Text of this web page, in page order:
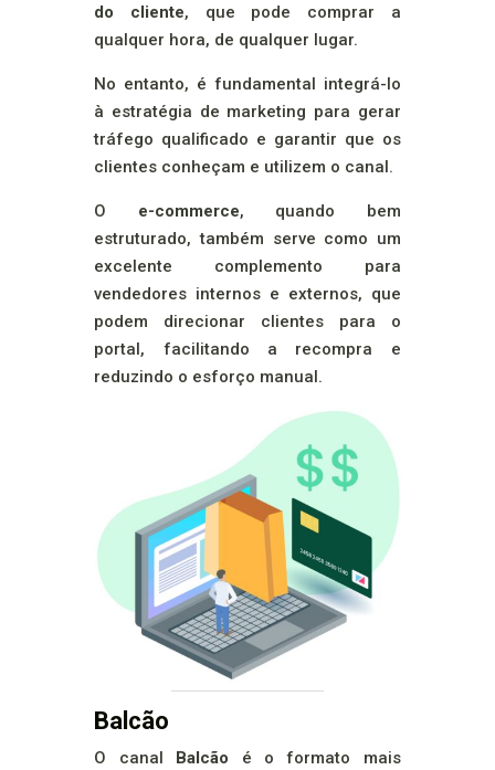
do cliente, que pode comprar a
qualquer hora, de qualquer lugar.
No entanto, é fundamental integrá-lo
à estratégia de marketing para gerar
tráfego qualificado e garantir que os
clientes conheçam e utilizem o canal.
O e-commerce, quando bem
estruturado, também serve como um
excelente complemento para
vendedores internos e externos, que
podem direcionar clientes para o
portal, facilitando a recompra e
reduzindo o esforço manual.
Balcão
O canal Balcão é o formato mais